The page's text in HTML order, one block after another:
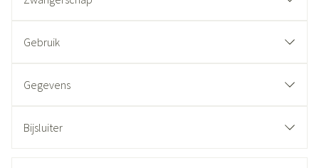
Gebruik
Gegevens
Bijsluiter